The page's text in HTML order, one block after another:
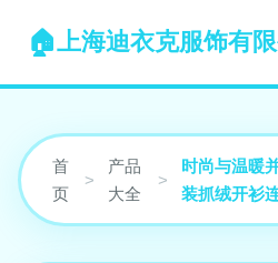
上海迪衣克服饰有限
首
页
>
产品
大全
>
时尚与温暖
装抓绒开衫